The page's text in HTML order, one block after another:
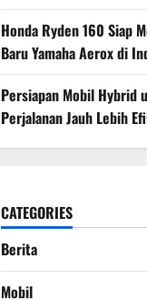
Honda Ryden 160 Siap
Baru Yamaha Aerox di
Persiapan Mobil Hybrid
Perjalanan Jauh Lebih
CATEGORIES
Berita
Mobil